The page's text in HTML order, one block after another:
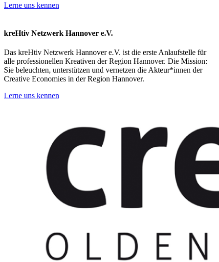
Lerne uns kennen
kreHtiv Netzwerk Hannover e.V.
Das kreHtiv Netzwerk Hannover e.V. ist die erste Anlaufstelle für
alle professionellen Kreativen der Region Hannover. Die Mission:
Sie beleuchten, unterstützen und vernetzen die Akteur*innen der
Creative Economies in der Region Hannover.
Lerne uns kennen